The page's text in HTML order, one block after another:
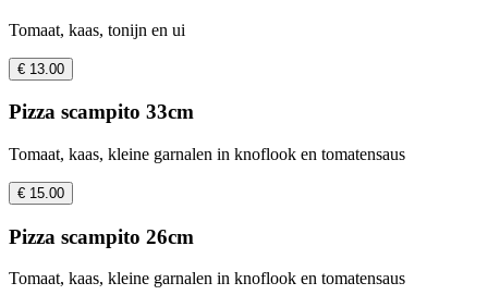
Tomaat, kaas, tonijn en ui
€ 13.00
Pizza scampito 33cm
Tomaat, kaas, kleine garnalen in knoflook en tomatensaus
€ 15.00
Pizza scampito 26cm
Tomaat, kaas, kleine garnalen in knoflook en tomatensaus